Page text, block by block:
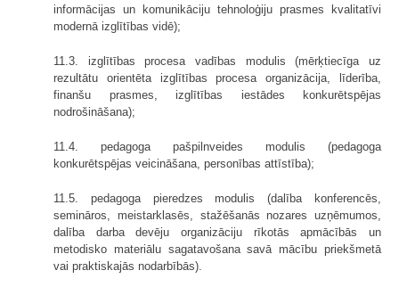
informācijas un komunikāciju tehnoloģiju prasmes kvalitatīvi
modernā izglītības vidē);
11.3. izglītības procesa vadības modulis (mērķtiecīga uz
rezultātu orientēta izglītības procesa organizācija, līderība,
finanšu prasmes, izglītības iestādes konkurētspējas
nodrošināšana);
11.4. pedagoga pašpilnveides modulis (pedagoga
konkurētspējas veicināšana, personības attīstība);
11.5. pedagoga pieredzes modulis (dalība konferencēs,
semināros, meistarklasēs, stažēšanās nozares uzņēmumos,
dalība darba devēju organizāciju rīkotās apmācībās un
metodisko materiālu sagatavošana savā mācību priekšmetā
vai praktiskajās nodarbībās).